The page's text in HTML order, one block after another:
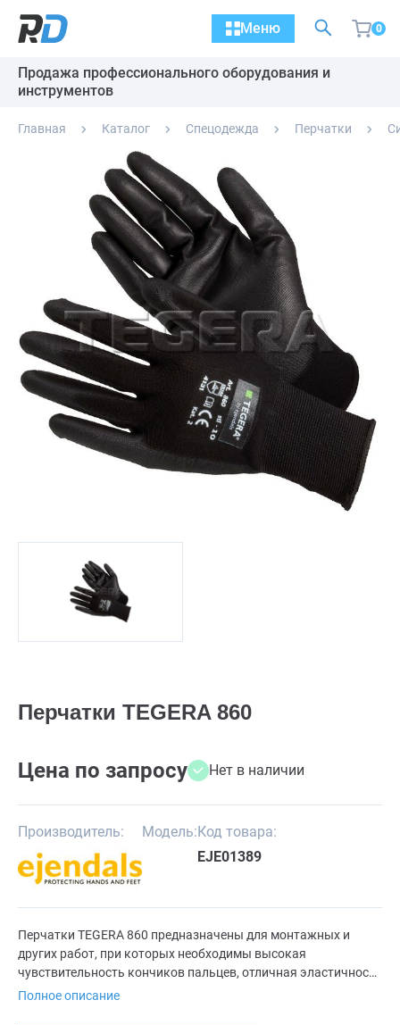
Меню 0
Продажа профессионального оборудования и
инструментов
Главная Каталог Спецодежда Перчатки
Перчатки TEGERA 860
Цена по запросу Нет в наличии
Производитель: Модель:Код товара:
EJE01389
Перчатки TEGERA 860 предназначены для монтажных и
других работ, при которых необходимы высокая
чувствительность кончиков пальцев, отличная эластичность
и надежный захват. Например, для работ до и после
Полное описание